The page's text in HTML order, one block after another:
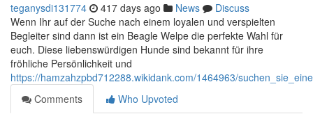
teganysdi131774 417 days ago News
Discuss
Wenn Ihr auf der Suche nach einem loyalen und verspielten
Begleiter sind dann ist ein Beagle Welpe die perfekte Wahl für
euch. Diese liebenswürdigen Hunde sind bekannt für ihre
fröhliche Persönlichkeit und
https://hamzahzpbd712288.wikidank.com/1464963/
Comments
Who Upvoted